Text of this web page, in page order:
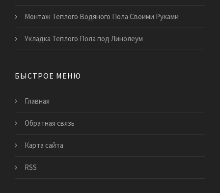
Монтаж Теплого Водяного Пола Своими Руками
Укладка Теплого Пола под Линолеум
БЫСТРОЕ МЕНЮ
Главная
Обратная связь
Карта сайта
RSS